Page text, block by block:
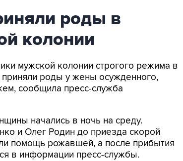
роды в
колонии
мужской колонии строгого режима в
роды у жены осужденного,
сообщила пресс-служба
начались в ночь на среду.
и Олег Родин до приезда скорой
помощь рожавшей, а после прибытия
в информации пресс-службы.